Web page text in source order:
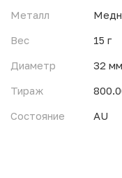
Металл
Вес
15 г
Диаметр
32 мм
Тираж
Состояние
AU